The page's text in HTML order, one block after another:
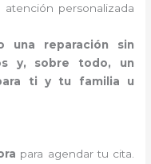
atención personalizada
una reparación sin
y, sobre todo, un
ti y tu familia u
para agendar tu cita.